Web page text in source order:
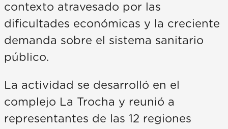
contexto atravesado por las
dificultades económicas y la creciente
demanda sobre el sistema sanitario
público.
La actividad se desarrolló en el
complejo La Trocha y reunió a
representantes de las 12 regiones